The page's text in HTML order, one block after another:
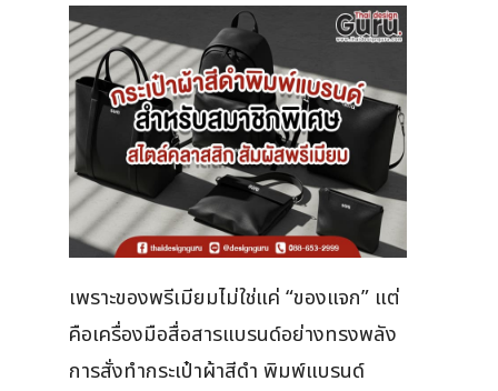
เพราะของพรีเมียมไม่ใช่แค่ “ของแจก” แต่
คือเครื่องมือสื่อสารแบรนด์อย่างทรงพลัง
การสั่งทำกระเป๋าผ้าสีดำ พิมพ์แบรนด์